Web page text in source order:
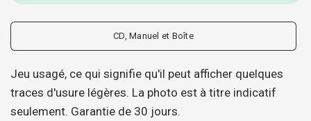
CD, Manuel et Boîte
Jeu usagé, ce qui signifie qu'il peut afficher quelques
traces d'usure légères. La photo est à titre indicatif
seulement. Garantie de 30 jours.